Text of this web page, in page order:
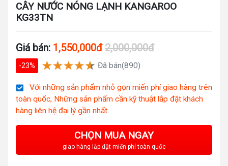
CÂY NƯỚC NÓNG LẠNH KANGAROO
KG33TN
Giá bán: 1,550,000đ 2,000,000đ
-23% Đã bán(890)
Với những sản phẩm nhỏ gọn miến phí giao hàng trên
toàn quốc, Những sản phẩm cần kỹ thuật lắp đặt khách
hàng liên hệ đại lý gần nhất
CHỌN MUA NGAY
giao hàng lắp đặt miến phí toàn quốc